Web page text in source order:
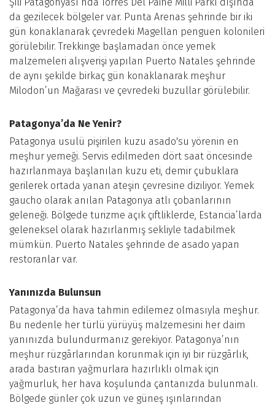
Şili Patagonyası’nda Torres Del Paine Milli Parkı dışında
da gezilecek bölgeler var. Punta Arenas şehrinde bir iki
gün konaklanarak çevredeki Magellan penguen kolonileri
görülebilir. Trekkinge başlamadan önce yemek
malzemeleri alışverişi yapılan Puerto Natales şehrinde
de aynı şekilde birkaç gün konaklanarak meşhur
Milodon’un Mağarası ve çevredeki buzullar görülebilir.
Patagonya’da Ne Yenir?
Patagonya usulü pişirilen kuzu asado'su yörenin en
meşhur yemeği. Servis edilmeden dört saat öncesinde
hazırlanmaya başlanılan kuzu eti, demir çubuklara
gerilerek ortada yanan ateşin çevresine diziliyor. Yemek
gaucho olarak anılan Patagonya atlı çobanlarının
geleneği. Bölgede turizme açık çiftliklerde, Estancia’larda
geleneksel olarak hazırlanmış sekliyle tadabilmek
mümkün. Puerto Natales şehrinde de asado yapan
restoranlar var.
Yanınızda Bulunsun
Patagonya’da hava tahmin edilemez olmasıyla meşhur.
Bu nedenle her türlü yürüyüş malzemesini her daim
yanınızda bulundurmanız gerekiyor. Patagonya’nın
meşhur rüzgârlarından korunmak için iyi bir rüzgârlık,
arada bastıran yağmurlara hazırlıklı olmak için
yağmurluk, her hava koşulunda çantanızda bulunmalı.
Bölgede günler çok uzun ve güneş ışınlarından